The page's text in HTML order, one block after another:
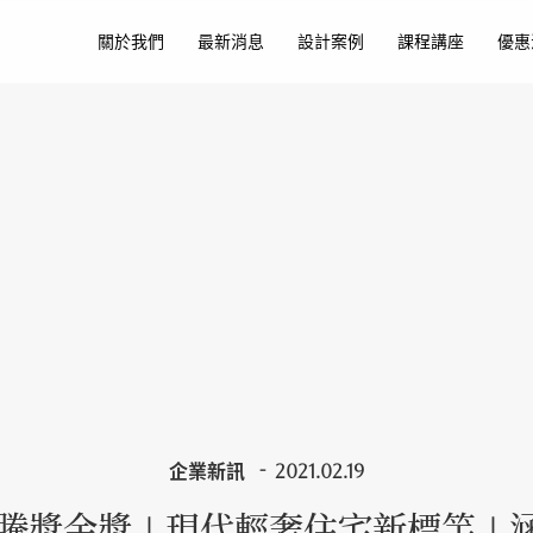
關於我們 最新消息 設計案例 課程講座 優
企業新訊 2021.02.19